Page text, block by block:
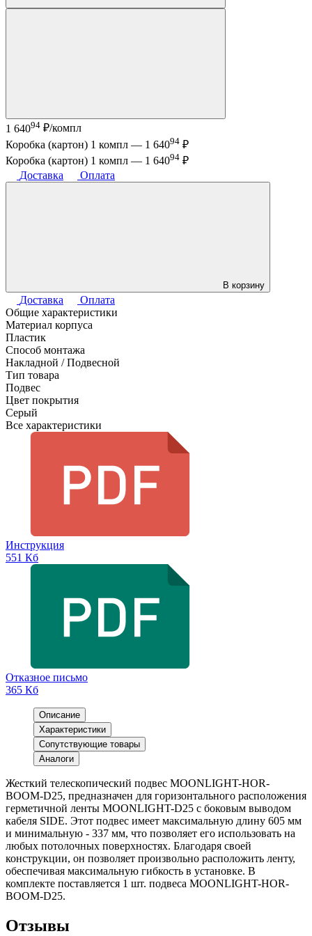
1 64094 ₽/компл
Коробка (картон) 1 компл — 1 64094 ₽
Коробка (картон) 1 компл — 1 64094 ₽
Доставка
Оплата
В корзину
Доставка
Оплата
Общие характеристики
Материал корпуса
Пластик
Способ монтажа
Накладной / Подвесной
Тип товара
Подвес
Цвет покрытия
Серый
Все характеристики
Инструкция
551 Кб
Отказное письмо
365 Кб
Описание
Характеристики
Сопутствующие товары
Аналоги
Жесткий телескопический подвес MOONLIGHT-HOR-
BOOM-D25, предназначен для горизонтального расположения
герметичной ленты MOONLIGHT-D25 с боковым выводом
кабеля SIDE. Этот подвес имеет максимальную длину 605 мм
и минимальную - 337 мм, что позволяет его использовать на
любых потолочных поверхностях. Благодаря своей
конструкции, он позволяет произвольно расположить ленту,
обеспечивая максимальную гибкость в установке. В
комплекте поставляется 1 шт. подвеса MOONLIGHT-HOR-
BOOM-D25.
Отзывы